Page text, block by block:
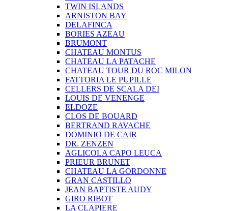
TWIN ISLANDS
ARNISTON BAY
DELAFINCA
BORIES AZEAU
BRUMONT
CHATEAU MONTUS
CHATEAU LA PATACHE
CHATEAU TOUR DU ROC MILON
FATTORIA LE PUPILLE
CELLERS DE SCALA DEI
LOUIS DE VENENGE
ELDOZE
CLOS DE BOUARD
BERTRAND RAVACHE
DOMINIO DE CAIR
DR. ZENZEN
AGLICOLA CAPO LEUCA
PRIEUR BRUNET
CHATEAU LA GORDONNE
GRAN CASTILLO
JEAN BAPTISTE AUDY
GIRO RIBOT
LA CLAPIERE